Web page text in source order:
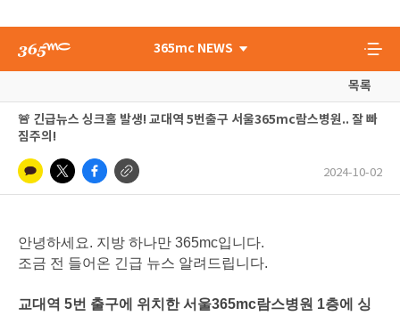
365mc NEWS
목록
🚨 긴급뉴스 싱크홀 발생! 교대역 5번출구 서울365mc람스병원.. 잘 빠
짐주의!
2024-10-02
안녕하세요. 지방 하나만 365mc입니다.
조금 전 들어온 긴급 뉴스 알려드립니다.
교대역 5번 출구에 위치한 서울365mc람스병원 1층에 싱